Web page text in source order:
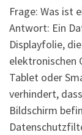
Frage: Was ist
Antwort: Ein
Displayfolie,
elektronischen
Tablet oder
verhindert,
Bildschirm